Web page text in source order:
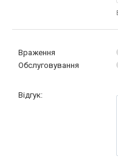
Враження
Обслуговування
Відгук: